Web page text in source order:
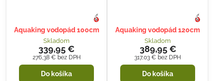
Aquaking vodopád 100cm
Skladom
339,95 €
276,38 € bez DPH
Do košíka
Aquaking vodopád 120cm
Skladom
389,95 €
317,03 € bez DPH
Do košíka